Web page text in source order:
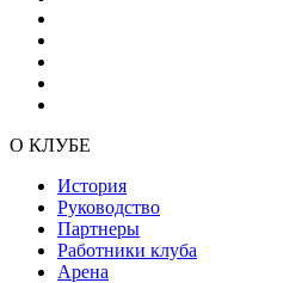
О КЛУБЕ
История
Руководство
Партнеры
Работники клуба
Арена